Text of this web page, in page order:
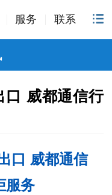
服务 联系
口 威都通信行
口 威都通信
服务